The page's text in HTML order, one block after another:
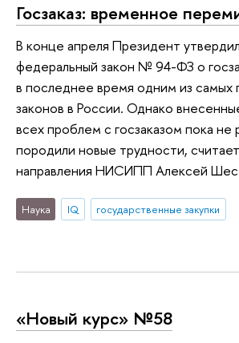
Госзаказ: временное
В конце апреля Президент
федеральный закон № 94-ФЗ о
в последнее время одним из самых
законов в России. Однако
всех проблем с госзаказом пока не
породили новые трудности,
направления НИСИПП Алексей
Наука IQ государственные закупки
«Новый курс» №58